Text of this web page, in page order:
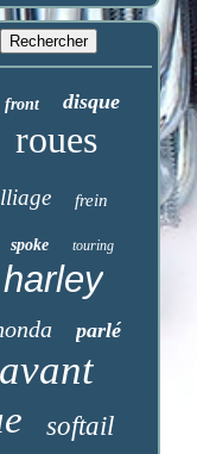
front disque
roues
frein
spoke touring
harley
parlé
avant
softail